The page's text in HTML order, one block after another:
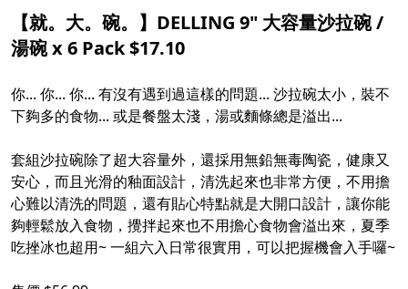
【就。大。碗。】DELLING 9" 大容量沙拉碗 /
湯碗 x 6 Pack $17.10
你... 你... 你... 有沒有遇到過這樣的問題... 沙拉碗太小，裝不
下夠多的食物... 或是餐盤太淺，湯或麵條總是溢出...
套組沙拉碗除了超大容量外，還採用無鉛無毒陶瓷，健康又
安心，而且光滑的釉面設計，清洗起來也非常方便，不用擔
心難以清洗的問題，還有貼心特點就是大開口設計，讓你能
夠輕鬆放入食物，攪拌起來也不用擔心食物會溢出來，夏季
吃挫冰也超用~ 一組六入日常很實用，可以把握機會入手囉~